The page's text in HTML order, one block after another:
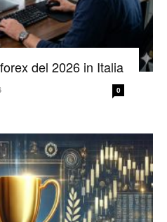
del 2026 in Italia
0